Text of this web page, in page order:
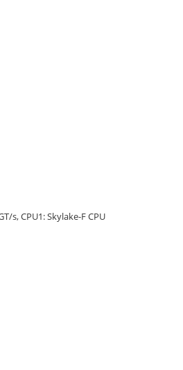
s, CPU1: Skylake-F CPU